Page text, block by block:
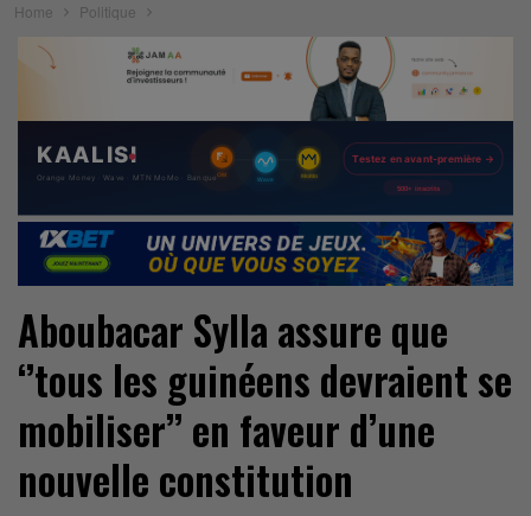
Home Politique
Aboubacar Sylla assure que
‘’tous les guinéens devraient se
mobiliser’’ en faveur d’une
nouvelle constitution